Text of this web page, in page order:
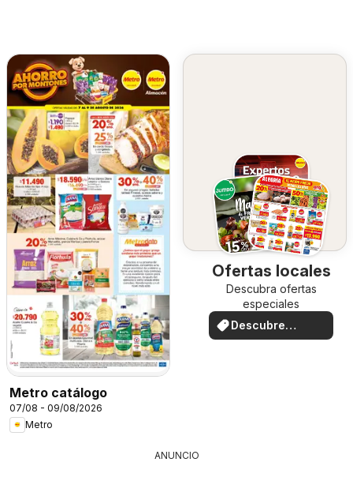
Metro catálogo
07/08 - 09/08/2026
Metro
Ofertas locales
Descubra ofertas
especiales
Descubre
ofertas
ANUNCIO